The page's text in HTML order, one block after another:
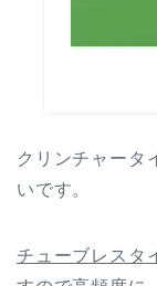
クリンチャータ
いです。
チューブレスタ